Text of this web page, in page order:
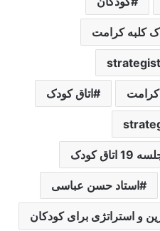
کلبه کرامت
اتاق کودک
19 اتاق کودک
استاد حسن عباسی
و استراتژی برای کودکان